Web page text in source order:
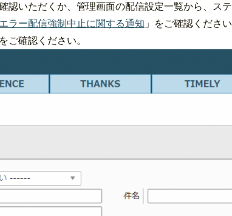
認いただくか、管理画面の配信設定一覧から、ス
ラー配信強制中止に関する通知 」をご確認ください
をご確認ください。